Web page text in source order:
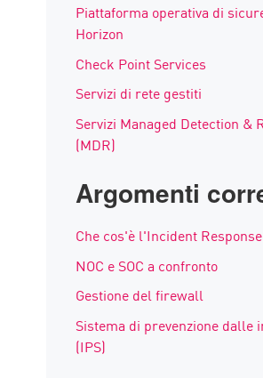
Piattaforma operativa di
Horizon
Check Point Services
Servizi di rete gestiti
Servizi Managed Detection &
(MDR)
Argomenti
Che cos'è l'Incident Response
NOC e SOC a confronto
Gestione del firewall
Sistema di prevenzione dalle
(IPS)